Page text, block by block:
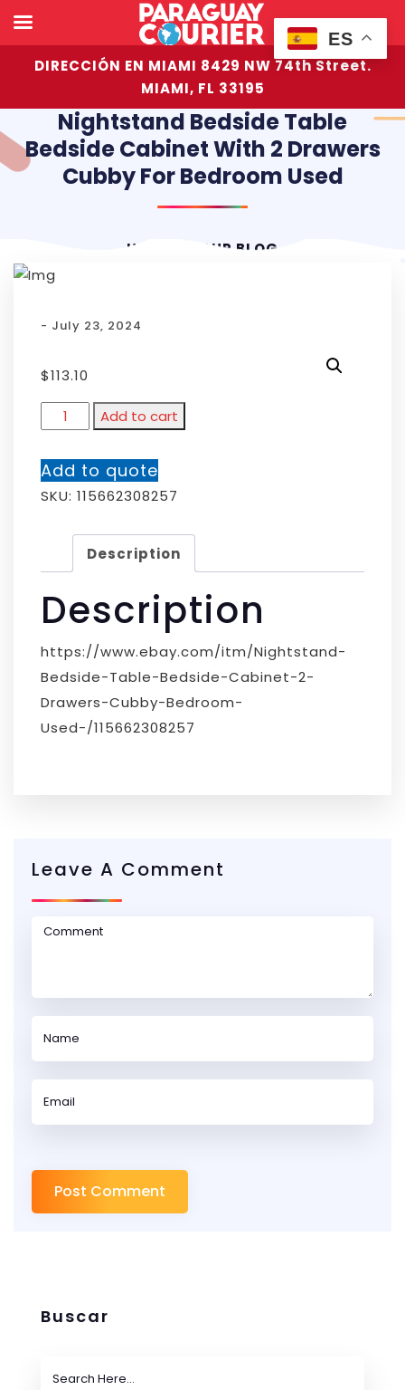
DIRECCIÓN EN MIAMI 8429 NW 74th Street.
MIAMI, FL 33195
Nightstand Bedside Table
Bedside Cabinet With 2 Drawers
Cubby For Bedroom Used
HOME OUR BLOG
- July 23, 2024
$113.10
Add to cart
Add to quote
SKU: 115662308257
Description
Description
https://www.ebay.com/itm/Nightstand-
Bedside-Table-Bedside-Cabinet-2-
Drawers-Cubby-Bedroom-
Used-/115662308257
Leave A Comment
Buscar
ES